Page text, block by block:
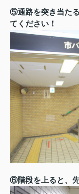
⑤通路を突き当た
てください！
⑥階段を上ると、